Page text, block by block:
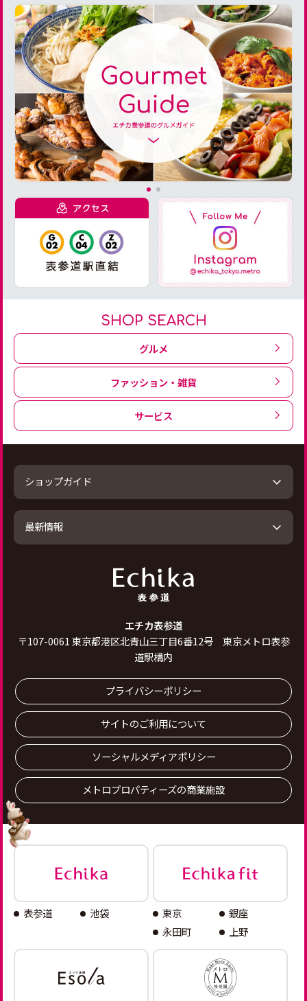
SHOP SEARCH
グルメ
ファッション・雑貨
サービス
ショップガイド
最新情報
エチカ表参道
〒107-0061 東京都港区北青山三丁目6番12号 東京メトロ表参
道駅構内
プライバシーポリシー
サイトのご利用について
ソーシャルメディアポリシー
メトロプロパティーズの商業施設
表参道 池袋 東京
銀座
永田町
上野